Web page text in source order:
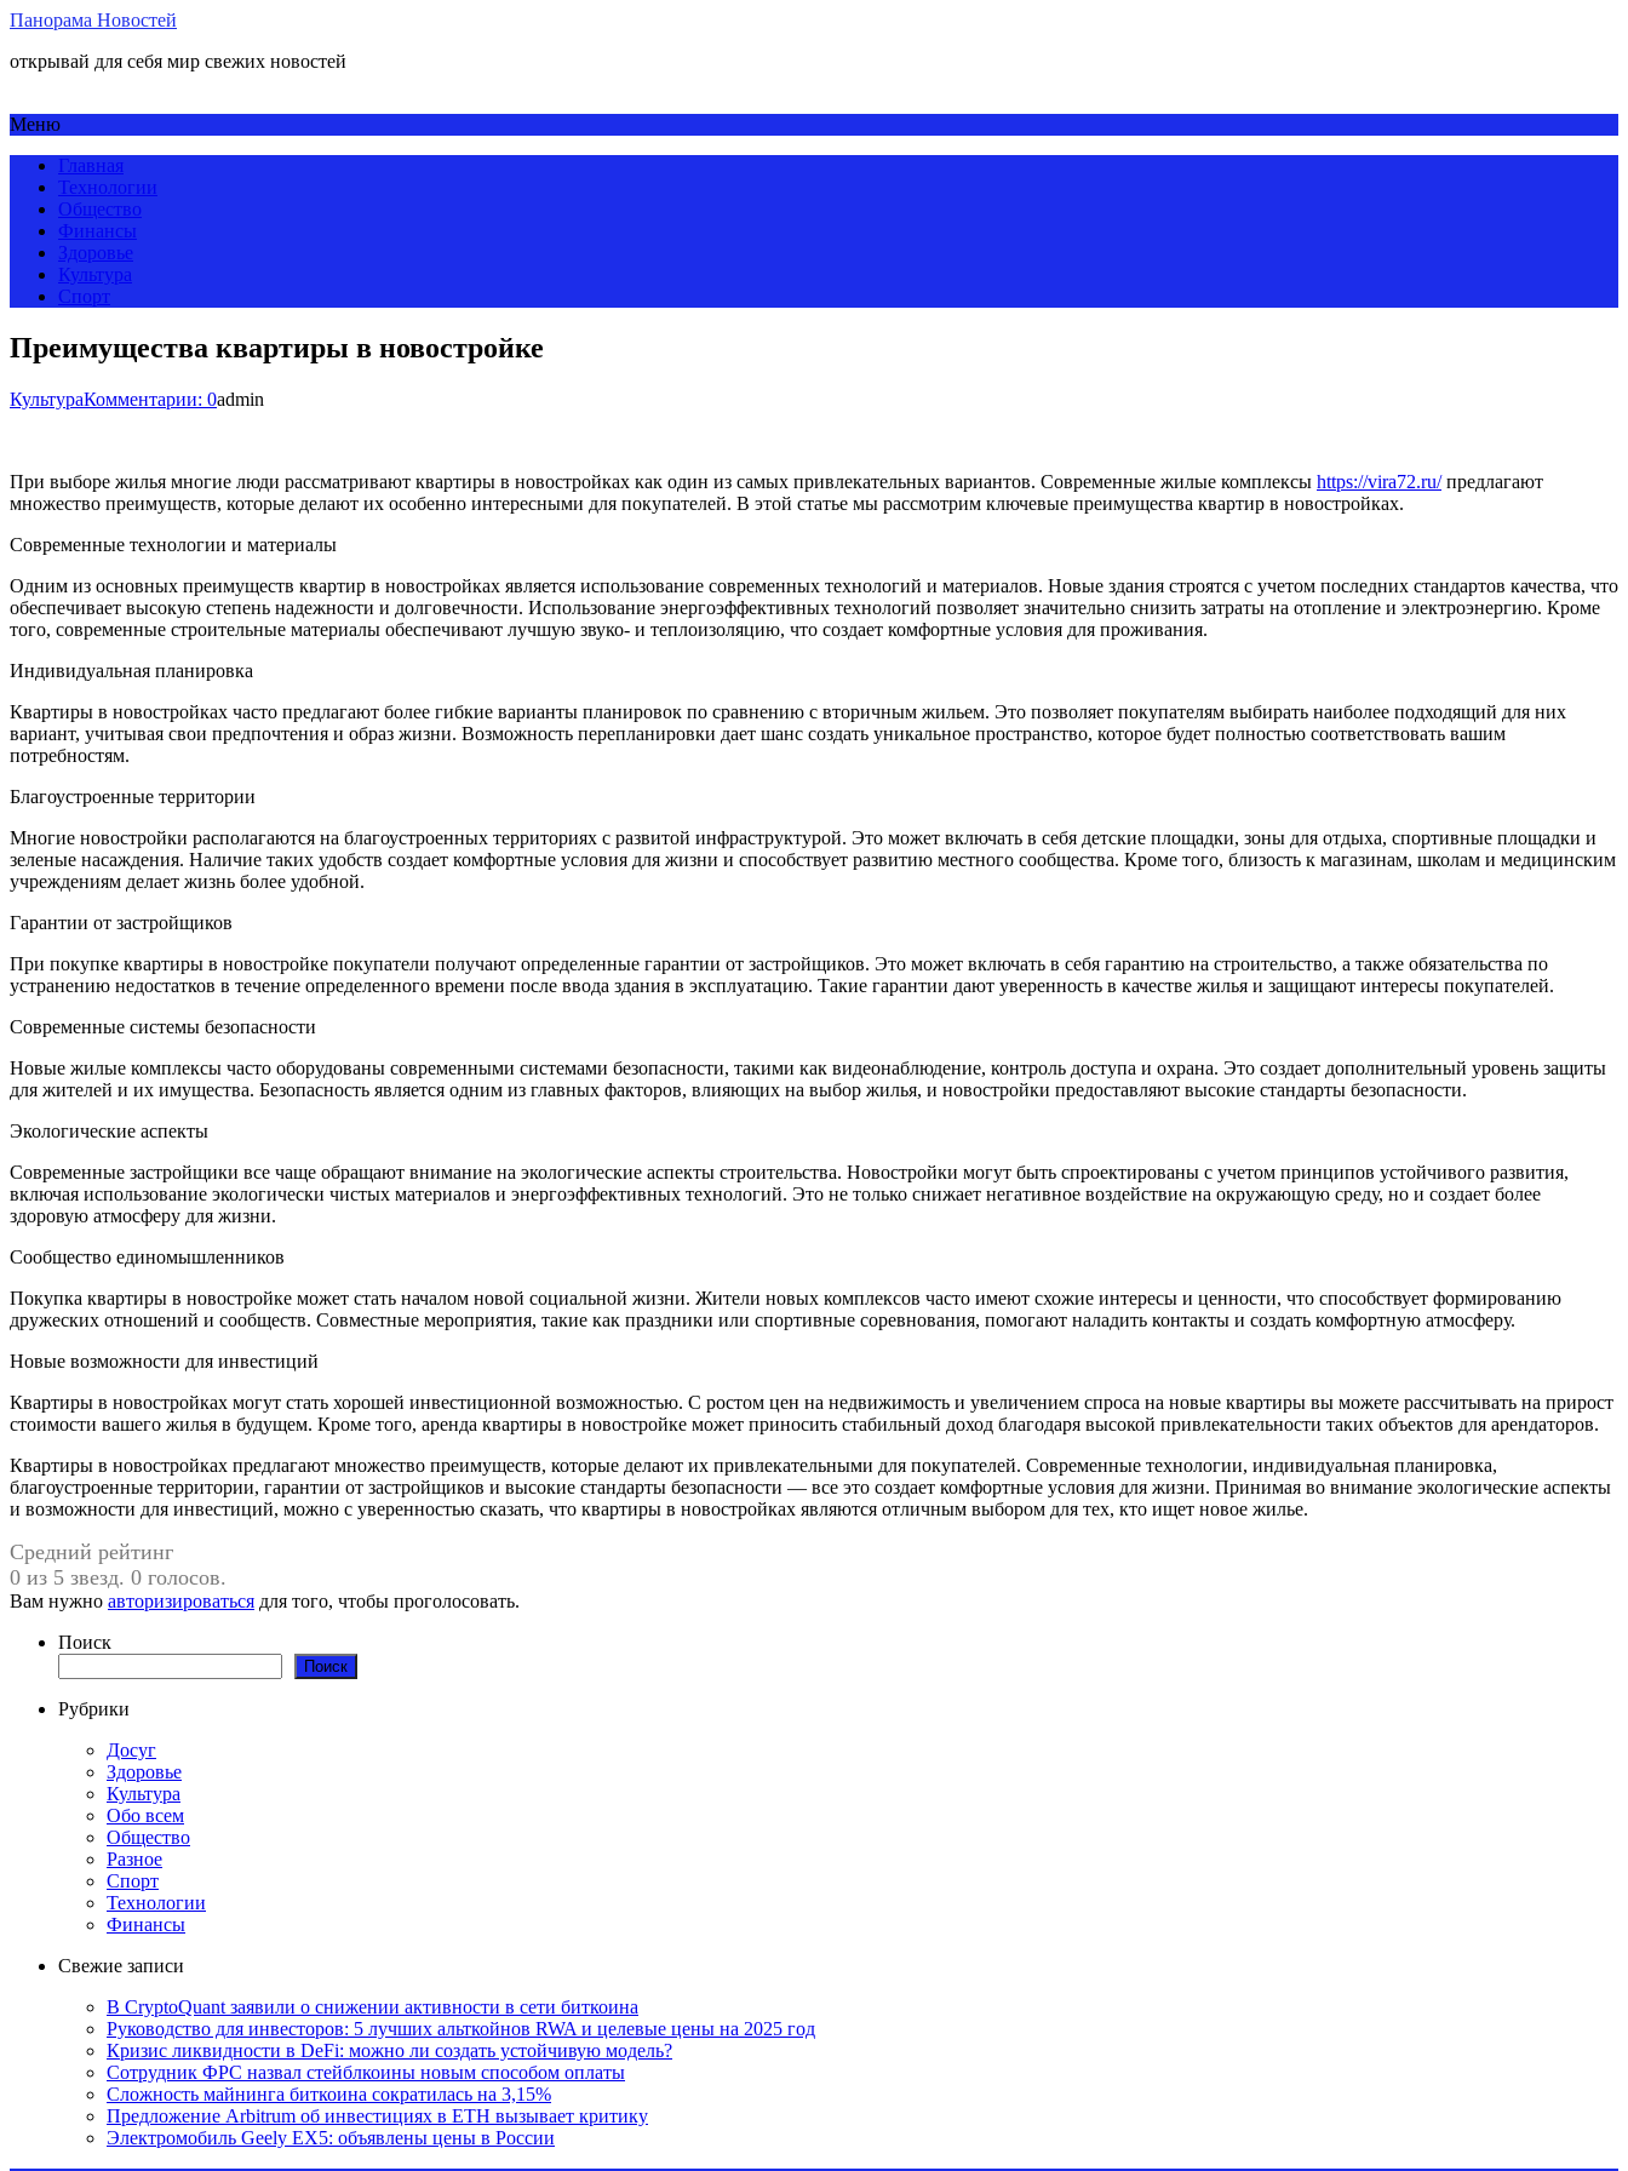
Панорама Новостей
открывай для себя мир свежих новостей
Меню
Главная
Технологии
Общество
Финансы
Здоровье
Культура
Спорт
Преимущества квартиры в новостройке
КультураКомментарии: 0admin
При выборе жилья многие люди рассматривают квартиры в новостройках как один из самых привлекательных вариантов. Современные жилые комплексы https://vira72.ru/предлагают
множество преимуществ, которые делают их особенно интересными для покупателей. В этой статье мы рассмотрим ключевые преимущества квартир в новостройках.
Современные технологии и материалы
Одним из основных преимуществ квартир в новостройках является использование современных технологий и материалов. Новые здания строятся с учетом последних стандартов качества, что
обеспечивает высокую степень надежности и долговечности. Использование энергоэффективных технологий позволяет значительно снизить затраты на отопление и электроэнергию. Кроме
того, современные строительные материалы обеспечивают лучшую звуко- и теплоизоляцию, что создает комфортные условия для проживания.
Индивидуальная планировка
Квартиры в новостройках часто предлагают более гибкие варианты планировок по сравнению с вторичным жильем. Это позволяет покупателям выбирать наиболее подходящий для них
вариант, учитывая свои предпочтения и образ жизни. Возможность перепланировки дает шанс создать уникальное пространство, которое будет полностью соответствовать вашим
потребностям.
Благоустроенные территории
Многие новостройки располагаются на благоустроенных территориях с развитой инфраструктурой. Это может включать в себя детские площадки, зоны для отдыха, спортивные площадки и
зеленые насаждения. Наличие таких удобств создает комфортные условия для жизни и способствует развитию местного сообщества. Кроме того, близость к магазинам, школам и медицинским
учреждениям делает жизнь более удобной.
Гарантии от застройщиков
При покупке квартиры в новостройке покупатели получают определенные гарантии от застройщиков. Это может включать в себя гарантию на строительство, а также обязательства по
устранению недостатков в течение определенного времени после ввода здания в эксплуатацию. Такие гарантии дают уверенность в качестве жилья и защищают интересы покупателей.
Современные системы безопасности
Новые жилые комплексы часто оборудованы современными системами безопасности, такими как видеонаблюдение, контроль доступа и охрана. Это создает дополнительный уровень защиты
для жителей и их имущества. Безопасность является одним из главных факторов, влияющих на выбор жилья, и новостройки предоставляют высокие стандарты безопасности.
Экологические аспекты
Современные застройщики все чаще обращают внимание на экологические аспекты строительства. Новостройки могут быть спроектированы с учетом принципов устойчивого развития,
включая использование экологически чистых материалов и энергоэффективных технологий. Это не только снижает негативное воздействие на окружающую среду, но и создает более
здоровую атмосферу для жизни.
Сообщество единомышленников
Покупка квартиры в новостройке может стать началом новой социальной жизни. Жители новых комплексов часто имеют схожие интересы и ценности, что способствует формированию
дружеских отношений и сообществ. Совместные мероприятия, такие как праздники или спортивные соревнования, помогают наладить контакты и создать комфортную атмосферу.
Новые возможности для инвестиций
Квартиры в новостройках могут стать хорошей инвестиционной возможностью. С ростом цен на недвижимость и увеличением спроса на новые квартиры вы можете рассчитывать на прирост
стоимости вашего жилья в будущем. Кроме того, аренда квартиры в новостройке может приносить стабильный доход благодаря высокой привлекательности таких объектов для арендаторов.
Квартиры в новостройках предлагают множество преимуществ, которые делают их привлекательными для покупателей. Современные технологии, индивидуальная планировка,
благоустроенные территории, гарантии от застройщиков и высокие стандарты безопасности — все это создает комфортные условия для жизни. Принимая во внимание экологические аспекты
и возможности для инвестиций, можно с уверенностью сказать, что квартиры в новостройках являются отличным выбором для тех, кто ищет новое жилье.
Средний рейтинг
0 из 5 звезд. 0 голосов.
Вам нужно авторизироваться для того, чтобы проголосовать.
Поиск
Поиск
Рубрики
Досуг
Здоровье
Культура
Обо всем
Общество
Разное
Спорт
Технологии
Финансы
Свежие записи
В CryptoQuant заявили о снижении активности в сети биткоина
Руководство для инвесторов: 5 лучших альткойнов RWA и целевые цены на 2025 год
Кризис ликвидности в DeFi: можно ли создать устойчивую модель?
Сотрудник ФРС назвал стейблкоины новым способом оплаты
Сложность майнинга биткоина сократилась на 3,15%
Предложение Arbitrum об инвестициях в ETH вызывает критику
Электромобиль Geely EX5: объявлены цены в России